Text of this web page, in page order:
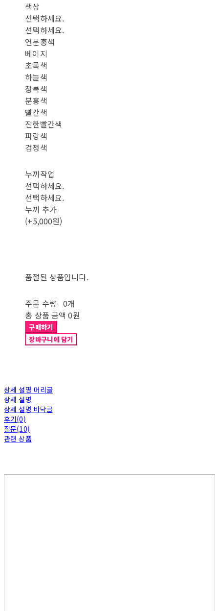
색상
선택하세요.
선택하세요.
연분홍색
베이지
초록색
하늘색
청록색
분홍색
빨간색
진한빨간색
파랑색
검정색
누끼작업
선택하세요.
선택하세요.
누끼 추가
(+5,000원)
품절된 상품입니다.
주문 수량 0개
총 상품 금액 0원
구매하기
장바구니에 담기
상세 설명 머리글
상세 설명
상세 설명 바닥글
후기(0)
질문(10)
관련 상품